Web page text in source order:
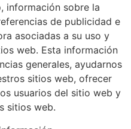
información sobre la
de publicidad e
asociadas a su uso y
web. Esta información
generales, ayudarnos
sitios web, ofrecer
usuarios del sitio web y
sitios web.